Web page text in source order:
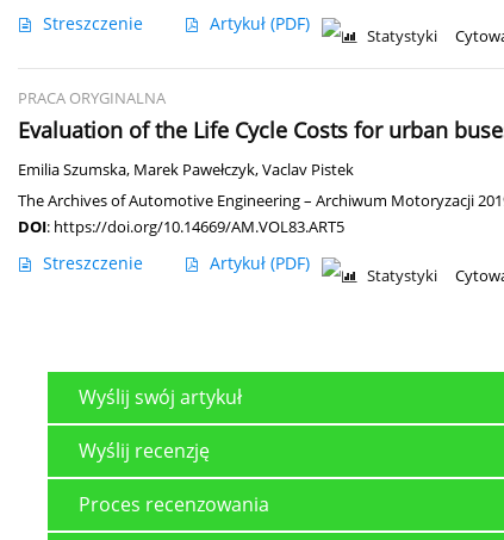
Streszczenie Artykuł (PDF)
Statystyki
PRACA ORYGINALNA
Evaluation of the Life Cycle Costs for urban
Emilia Szumska, Marek Pawełczyk,Vaclav Pistek
The Archives of Automotive Engineering – Archiwum Motoryzacji
DOI: https://doi.org/10.14669/AM.VOL83.ART5
Streszczenie Artykuł (PDF)
Statystyki
Wyślij swój artykuł
Wyślij recenzję
Proces recenzowania